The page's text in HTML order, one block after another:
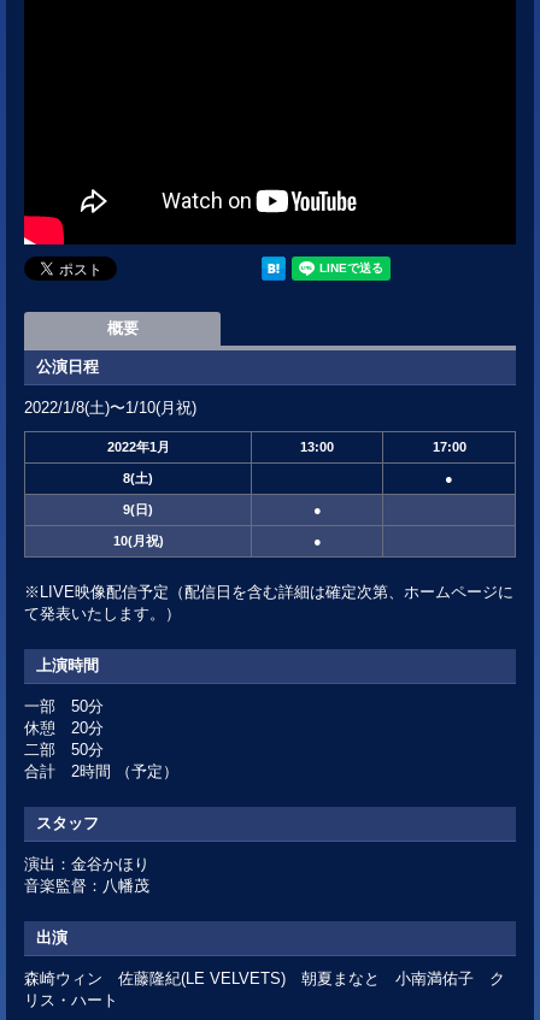
概要
公演日程
2022/1/8(土)〜1/10(月祝)
2022年1月 13:00 17:00
8(土) ●
9(日) ●
10(月祝) ●
※LIVE映像配信予定（配信日を含む詳細は確定次第、ホームページに
て発表いたします。）
上演時間
一部 50分
休憩 20分
二部 50分
合計 2時間 （予定）
スタッフ
演出：金谷かほり
音楽監督：八幡茂
出演
森崎ウィン 佐藤隆紀(LE VELVETS) 朝夏まなと 小南満佑子 ク
リス・ハート